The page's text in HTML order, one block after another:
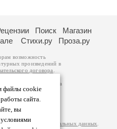
файлы cookie
сайта.
вы
условиями
Поиск
Магазин
Стихи.ру Проза.ру
возможность
произведений в
договора
принадлежат авторам
произведений возможна
вы можете
Ответственность за
на
обработки персональных данных